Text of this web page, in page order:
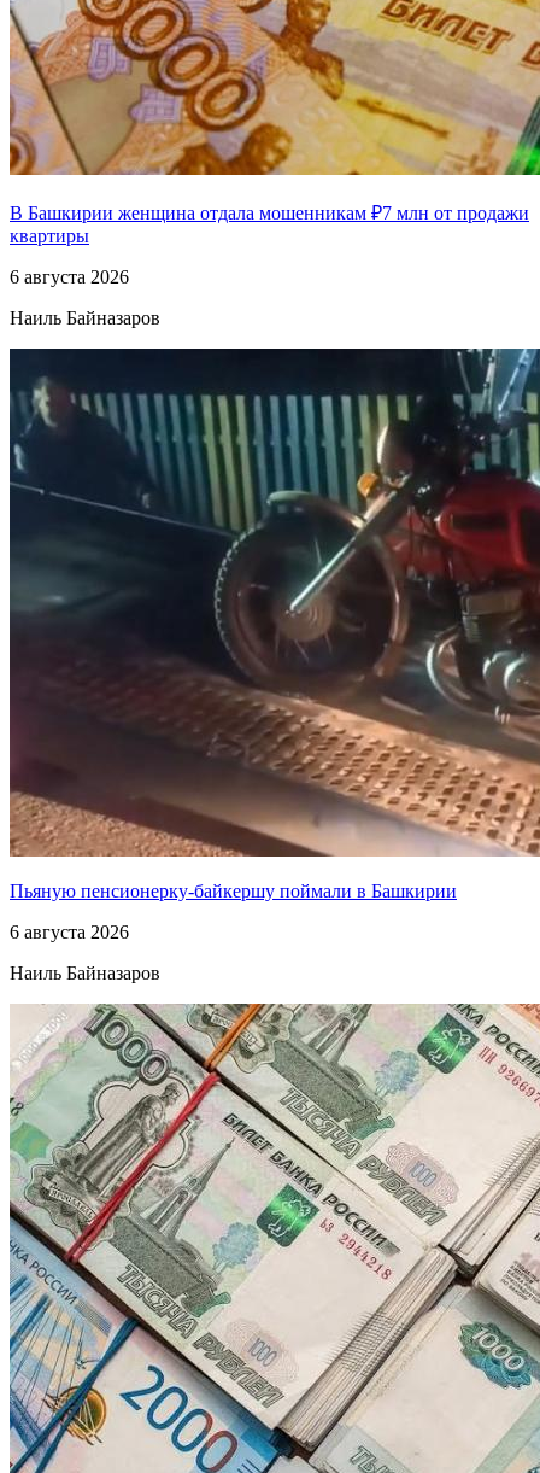
В Башкирии женщина отдала мошенникам ₽7 млн от продажи
квартиры
6 августа 2026
Наиль Байназаров
Пьяную пенсионерку-байкершу поймали в Башкирии
6 августа 2026
Наиль Байназаров